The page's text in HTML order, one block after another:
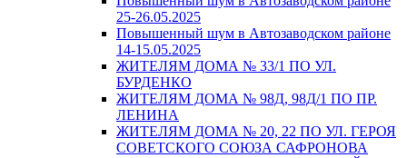
25-26.05.2025
Повышенный шум в Автозаводском районе
14-15.05.2025
ЖИТЕЛЯМ ДОМА № 33/1 ПО УЛ.
БУРДЕНКО
ЖИТЕЛЯМ ДОМА № 98Д, 98Д/1 ПО ПР.
ЛЕНИНА
ЖИТЕЛЯМ ДОМА № 20, 22 ПО УЛ. ГЕРОЯ
СОВЕТСКОГО СОЮЗА САФРОНОВА